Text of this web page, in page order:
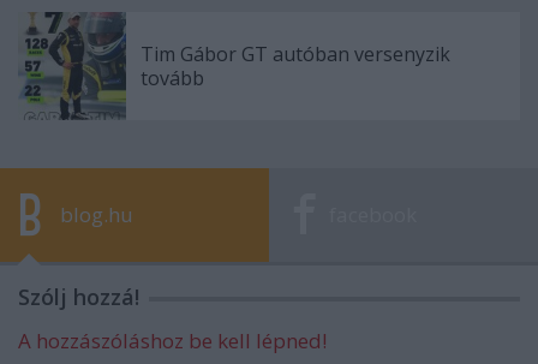
Tim Gábor GT autóban versenyzik
tovább
blog.hu
Szólj hozzá!
A hozzászóláshoz be kell lépned!